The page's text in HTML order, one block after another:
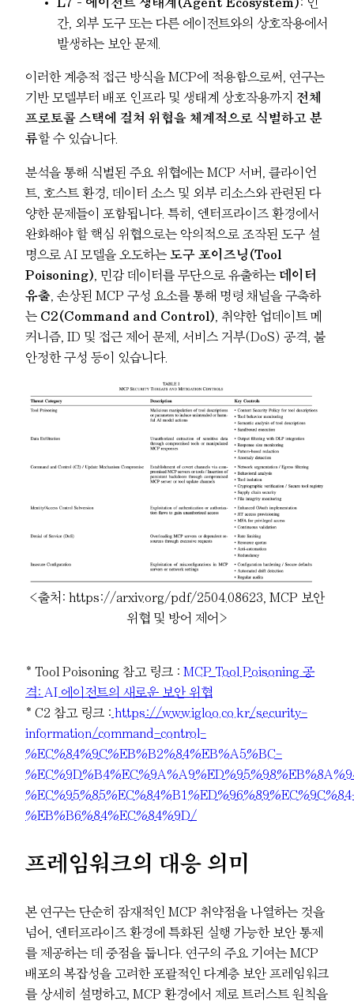
간, 외부 도구 또는 다른 에이전트와의 상호작용에서
발생하는 보안 문제.
이러한 계층적 접근 방식을 MCP에 적용함으로써, 연구는
기반 모델부터 배포 인프라 및 생태계 상호작용까지 전체
프로토콜 스택에 걸쳐 위협을 체계적으로 식별하고 분
류할 수 있습니다.
분석을 통해 식별된 주요 위협에는 MCP 서버, 클라이언
트, 호스트 환경, 데이터 소스 및 외부 리소스와 관련된 다
양한 문제들이 포함됩니다. 특히, 엔터프라이즈 환경에서
완화해야 할 핵심 위협으로는 악의적으로 조작된 도구 설
명으로 AI 모델을 오도하는 도구 포이즈닝(Tool
Poisoning) , 민감 데이터를 무단으로 유출하는 데이터
유출 , 손상된 MCP 구성 요소를 통해 명령 채널을 구축하
는 C2(Command and Control) , 취약한 업데이트 메
커니즘, ID 및 접근 제어 문제, 서비스 거부(DoS) 공격, 불
안정한 구성 등이 있습니다.
<출처: https://arxiv.org/pdf/2504.08623, MCP 보안
위협 및 방어 제어>
* Tool Poisoning 참고 링크 : MCP Tool Poisoning 공
격: AI 에이전트의 새로운 보안 위협
* C2 참고 링크 : https://www.igloo.co.kr/security-
information/command-control-
%EC%84%9C%EB%B2%84%EB%A5%BC-
%EB%B6%84%EC%84%9D/
프레임워크의 대응 의미
본 연구는 단순히 잠재적인 MCP 취약점을 나열하는 것을
넘어, 엔터프라이즈 환경에 특화된 실행 가능한 보안 통제
를 제공하는 데 중점을 둡니다. 연구의 주요 기여는 MCP
배포의 복잡성을 고려한 포괄적인 다계층 보안 프레임워크
를 상세히 설명하고, MCP 환경에서 제로 트러스트 원칙을